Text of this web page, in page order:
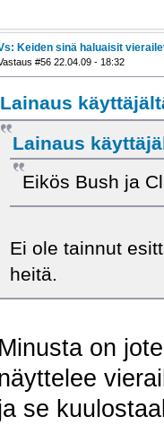
Keiden sinä haluaisit
#56 22.04.09 - 18:32
Lainaus
Lainaus
Eikös Bush ja
Ei ole tainnut
heitä.
Minusta on
se